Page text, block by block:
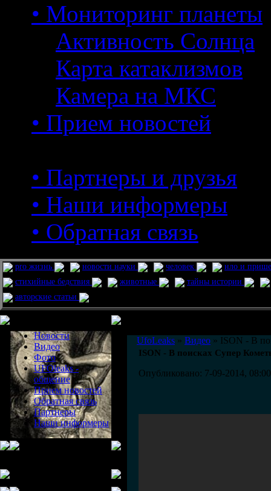
• Мониторинг планеты
Активность Солнца
Карта катаклизмов
Камера на МКС
• Прием новостей
• Партнеры и друзья
• Наши информеры
• Обратная связь
pro жизнь новости науки человек
нло и
стихийные бедствия
животные
тайны истории
авторские статьи
Новости
Видео
Фото
UFOleaks -
общение
Прием новостей
Обратная связь
Партнеры
Наши информеры
UfoLeaks » Видео » ISON - В
ISON - В поисках Супер
Опубликовано: 7-09-2014, 08:00